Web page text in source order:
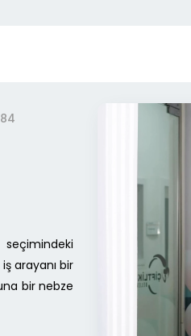
arayanı bir
bir nebze